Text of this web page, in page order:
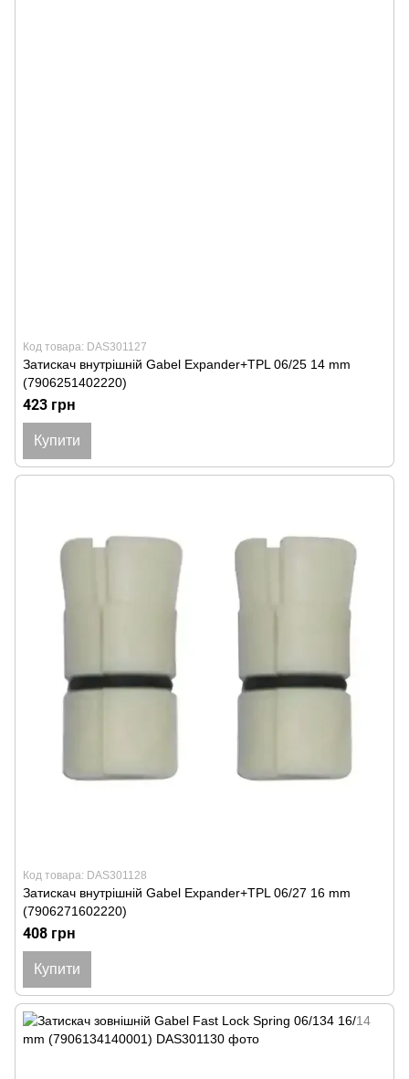
Код товара: DAS301127
Затискач внутрішній Gabel Expander+TPL 06/25 14 mm
(7906251402220)
423 грн
Купити
Код товара: DAS301128
Затискач внутрішній Gabel Expander+TPL 06/27 16 mm
(7906271602220)
408 грн
Купити